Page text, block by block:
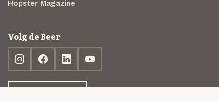
Hopster Magazine
Volg de Beer